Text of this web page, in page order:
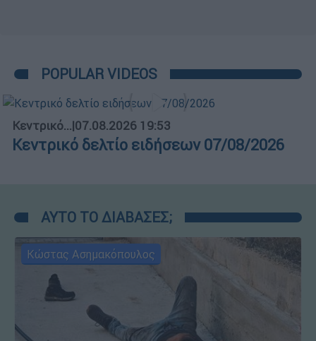
POPULAR VIDEOS
Κεντρικό...|07.08.2026 19:53
Κεντρικό δελτίο ειδήσεων 07/08/2026
ΑΥΤΟ ΤΟ ΔΙΑΒΑΣΕΣ;
Κώστας Ασημακόπουλος